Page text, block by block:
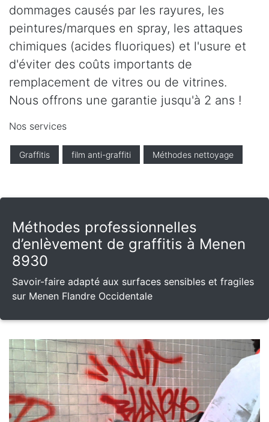
dommages causés par les rayures, les
peintures/marques en spray, les attaques
chimiques (acides fluoriques) et l'usure et
d'éviter des coûts importants de
remplacement de vitres ou de vitrines.
Nous offrons une garantie jusqu'à 2 ans !
Nos services
Graffitis film anti-graffiti Méthodes nettoyage
Méthodes professionnelles
d’enlèvement de graffitis à Menen
8930
Savoir-faire adapté aux surfaces sensibles et fragiles
sur Menen Flandre Occidentale